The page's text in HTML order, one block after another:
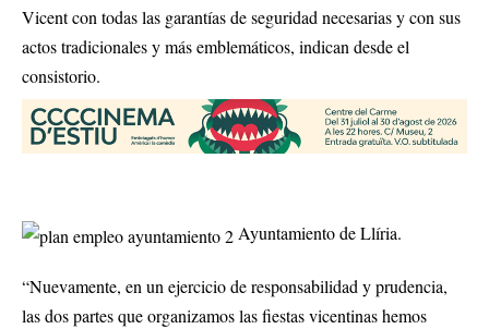
Vicent con todas las garantías de seguridad necesarias y con sus
actos tradicionales y más emblemáticos, indican desde el
consistorio.
Ayuntamiento de Llíria.
“Nuevamente, en un ejercicio de responsabilidad y prudencia,
las dos partes que organizamos las fiestas vicentinas hemos